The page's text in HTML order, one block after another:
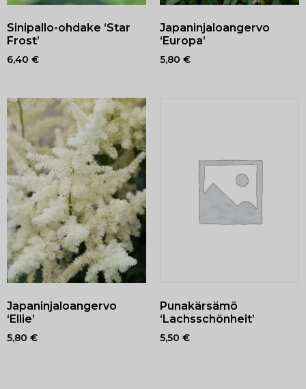
Sinipallo-ohdake ‘Star
Frost’
6,40 €
Japaninjaloangervo
‘Europa’
5,80 €
Japaninjaloangervo
‘Ellie’
5,80 €
Punakärsämö
‘Lachsschönheit’
5,50 €